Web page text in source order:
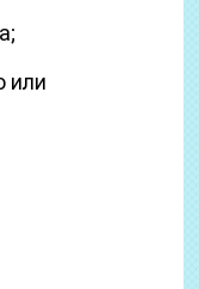
или